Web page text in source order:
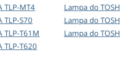
TLP-MT4
TLP-S70
TLP-T61M
TLP-T620
Lampa do
Lampa do
Lampa do